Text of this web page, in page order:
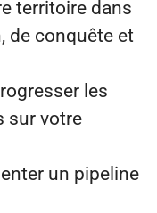
territoire dans
de conquête et
les
sur votre
un pipeline